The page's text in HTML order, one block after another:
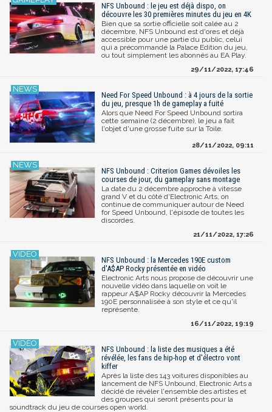
NFS Unbound : le jeu est déjà dispo, on
découvre les 30 premières minutes du jeu en 4K
Bien que sa sortie officielle soit calée au 2
décembre, NFS Unbound est d'ores et déjà
accessible pour une partie du public, celui
qui a précommandé la Palace Edition du jeu,
ou tout simplement les abonnés au EA Play.
29/11/2022, 17:46
Need For Speed Unbound : à 4 jours de la sortie
du jeu, presque 1h de gameplay a fuité
Alors que Need For Speed Unbound sortira
cette semaine (2 décembre), le jeu a fait
l'objet d'une grosse fuite sur la Toile.
28/11/2022, 09:11
NFS Unbound : Criterion Games dévoiles les
courses de jour, du gameplay sans montage
La date du 2 décembre approche à vitesse
grand V et du côté d'Electronic Arts, on
continue de communiquer autour de Need
for Speed Unbound, l'épisode de toutes les
discordes.
21/11/2022, 17:26
NFS Unbound : la Mercedes 190E custom
d'A$AP Rocky présentée en vidéo
Electronic Arts nous propose de découvrir une
nouvelle vidéo dans laquelle on voit le
rappeur A$AP Rocky découvrir la Mercedes
190E personnalisée à son style et ce qu'il
représente.
16/11/2022, 19:19
NFS Unbound : la liste des musiques a été
révélée, les fans de hip-hop et d'électro vont
kiffer
Après la liste des 143 voitures disponibles au
lancement de NFS Unbound, Electronic Arts a
décidé de révéler l'ensemble des artistes et
des groupes qui seront présents pour la
soundtrack du jeu de courses open world.